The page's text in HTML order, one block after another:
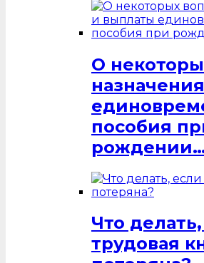
О
пособия
Что
трудовая